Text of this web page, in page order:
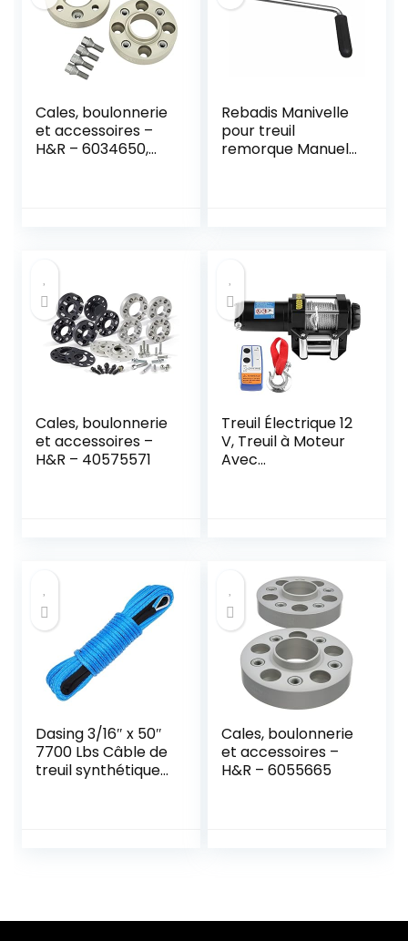
Cales, boulonnerie
et accessoires –
H&R – 6034650,
Rebadis Manivelle
pour treuil
remorque Manuel,
Cales, boulonnerie
et accessoires –
H&R – 40575571
Treuil Électrique 12
V, Treuil à Moteur
Avec
m Câble En Acier
Solide
Dasing 3/16″ x 50″
7700 Lbs Câble de
treuil synthétique
Cales, boulonnerie
et accessoires –
H&R – 6055665